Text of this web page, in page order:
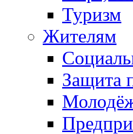
Туризм
Жителям
Защита